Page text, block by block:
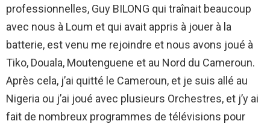
professionnelles, Guy BILONG qui traînait beaucoup
avec nous à Loum et qui avait appris à jouer à la
batterie, est venu me rejoindre et nous avons joué à
Tiko, Douala, Moutenguene et au Nord du Cameroun.
Après cela, j’ai quitté le Cameroun, et je suis allé au
Nigeria ou j’ai joué avec plusieurs Orchestres, et j’y ai
fait de nombreux programmes de télévisions pour